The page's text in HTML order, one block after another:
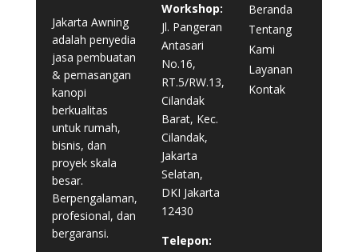
Jakarta Awning
adalah penyedia
jasa pembuatan
& pemasangan
kanopi
berkualitas
untuk rumah,
bisnis, dan
proyek skala
besar.
Berpengalaman,
profesional, dan
bergaransi.
Workshop:
Jl. Pangeran
Antasari
No.16,
RT.5/RW.13,
Cilandak
Barat, Kec.
Cilandak,
Jakarta
Selatan,
DKI Jakarta
12430
Telepon:
Beranda
Tentang
Kami
Layanan
Kontak